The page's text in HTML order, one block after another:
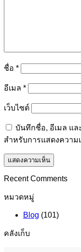
ชื่อ *
อีเมล *
เว็บไซต์
บันทึกชื่อ, อีเมล แล
สำหรับการแสดงความ
Recent Comments
หมวดหมู่
Blog (101)
คลังเก็บ